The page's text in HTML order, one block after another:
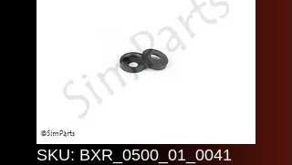
SKU: BXR_0500_01_0041